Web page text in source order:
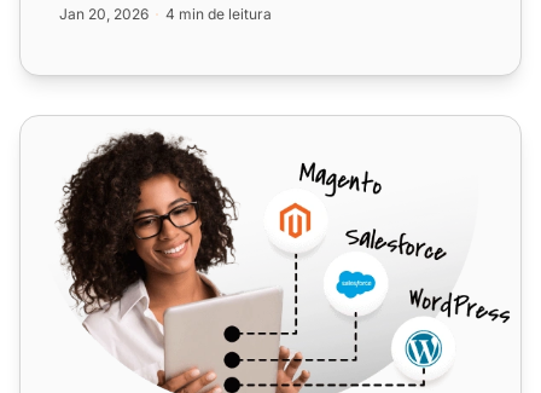
Jan 20, 2026 4 min de leitura
Telegram